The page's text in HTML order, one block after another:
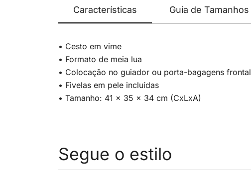
Características Guia de Tamanhos
• Cesto em vime
• Formato de meia lua
• Colocação no guiador ou porta-bagagens frontal
• Fivelas em pele incluídas
• Tamanho: 41 x 35 x 34 cm (CxLxA)